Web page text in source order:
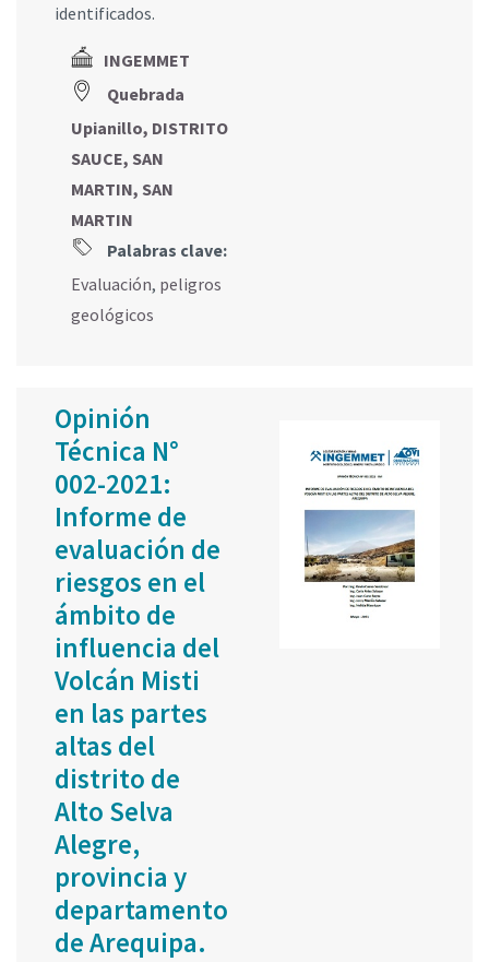
identificados.
INGEMMET
Quebrada
Upianillo, DISTRITO
SAUCE, SAN
MARTIN, SAN
MARTIN
Palabras clave:
Evaluación, peligros
geológicos
Opinión
Técnica N°
002-2021:
Informe de
evaluación de
riesgos en el
ámbito de
influencia del
Volcán Misti
en las partes
altas del
distrito de
Alto Selva
Alegre,
provincia y
departamento
de Arequipa.